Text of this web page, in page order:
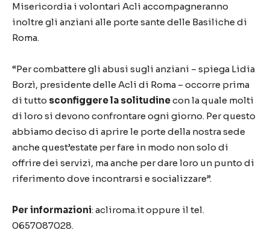
Misericordia i volontari Acli accompagneranno
inoltre gli anziani alle porte sante delle Basiliche di
Roma.
“Per combattere gli abusi sugli anziani – spiega Lidia
Borzì, presidente delle Acli di Roma – occorre prima
di tutto sconfiggere la solitudinecon la quale molti
di loro si devono confrontare ogni giorno. Per questo
abbiamo deciso di aprire le porte della nostra sede
anche quest’estate per fare in modo non solo di
offrire dei servizi, ma anche per dare loro un punto di
riferimento dove incontrarsi e socializzare”.
Per informazioni: acliroma.it oppure il tel.
0657087028.